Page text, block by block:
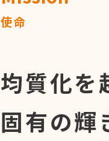
使命
均質化を
固有の輝